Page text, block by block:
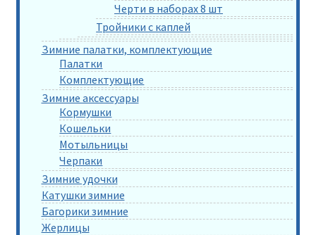
Черти в наборах 8 шт
Тройники с каплей
Зимние палатки, комплектующие
Палатки
Комплектующие
Зимние аксессуары
Кормушки
Кошельки
Мотыльницы
Черпаки
Зимние удочки
Катушки зимние
Багорики зимние
Жерлицы